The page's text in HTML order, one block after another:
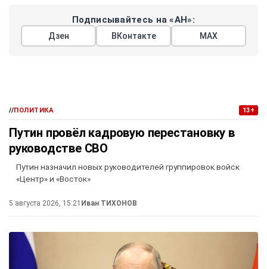
Подписывайтесь на «АН»:
Дзен ВКонтакте МАХ
//ПОЛИТИКА 13+
Путин провёл кадровую перестановку в
руководстве СВО
Путин назначил новых руководителей группировок войск
«Центр» и «Восток»
5 августа 2026, 15:21 Иван ТИХОНОВ